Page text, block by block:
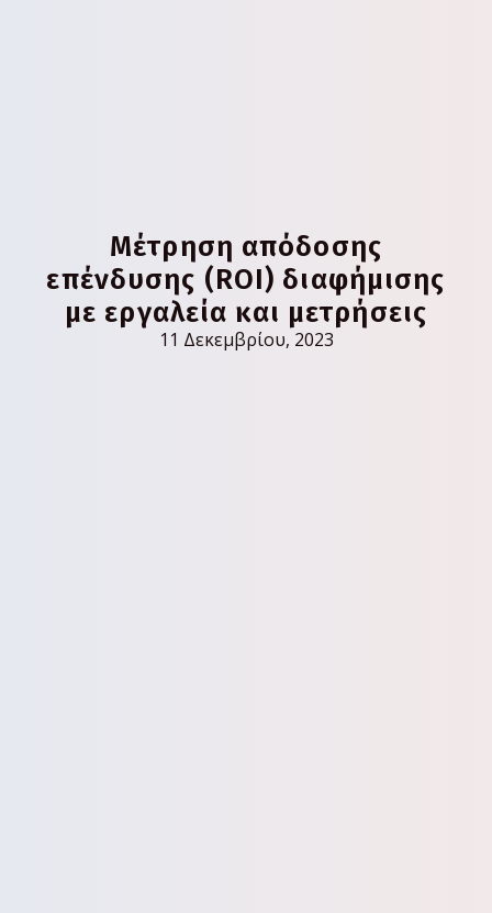
Μέτρηση απόδοσης
επένδυσης (ROI) διαφήμισης
με εργαλεία και μετρήσεις
11 Δεκεμβρίου, 2023